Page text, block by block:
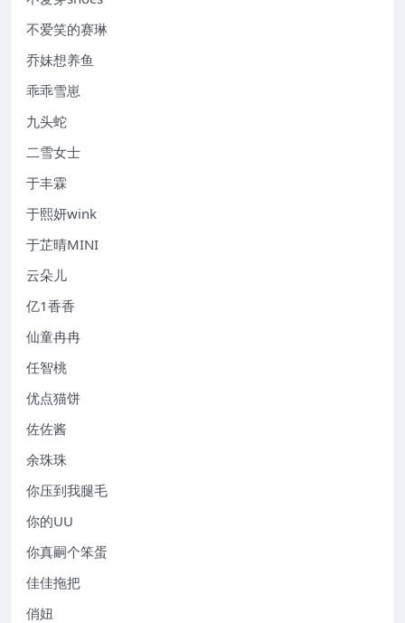
不爱笑的赛琳
乔妹想养鱼
乖乖雪崽
九头蛇
二雪女士
于丰霖
于熙妍wink
于芷晴MINI
云朵儿
亿1香香
仙童冉冉
任智桃
优点猫饼
佐佐酱
余珠珠
你压到我腿毛
你的UU
你真嗣个笨蛋
佳佳拖把
俏妞